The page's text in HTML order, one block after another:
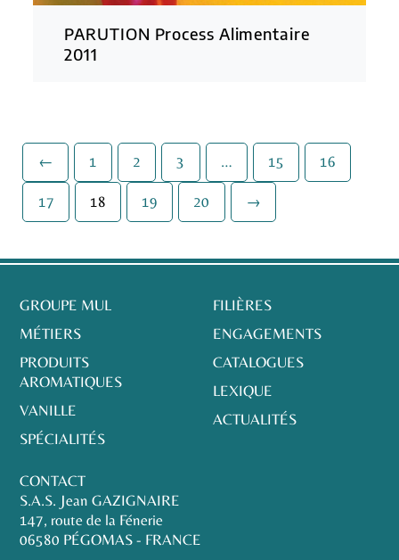
PARUTION Process Alimentaire
2011
← 1 2 3 … 15 16
17 18 19 20 →
GROUPE MUL
MÉTIERS
PRODUITS
AROMATIQUES
VANILLE
SPÉCIALITÉS
FILIÈRES
ENGAGEMENTS
CATALOGUES
LEXIQUE
ACTUALITÉS
CONTACT
S.A.S. Jean GAZIGNAIRE
147, route de la Fénerie
06580 PÉGOMAS - FRANCE